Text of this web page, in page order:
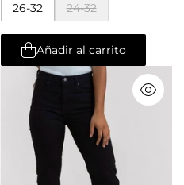
26-32
24-32
Añadir al carrito